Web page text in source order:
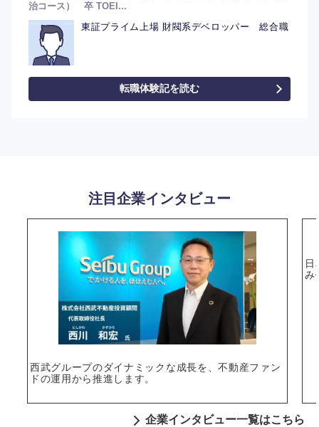
選択する
治コース） 卒 TOEI...
東証プライム上場 財閥系デベロッパー 総合職
転職体験記を読む
注目企業インタビュー
西武グループのダイナミックな成長を、不動産ファン
ドの運用から推進します。
日
み
企業インタビュー一覧はこちら